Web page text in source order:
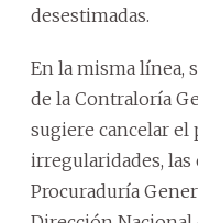
desestimadas.
En la misma línea,
de la Contraloría
sugiere cancelar el
irregularidades,
Procuraduría